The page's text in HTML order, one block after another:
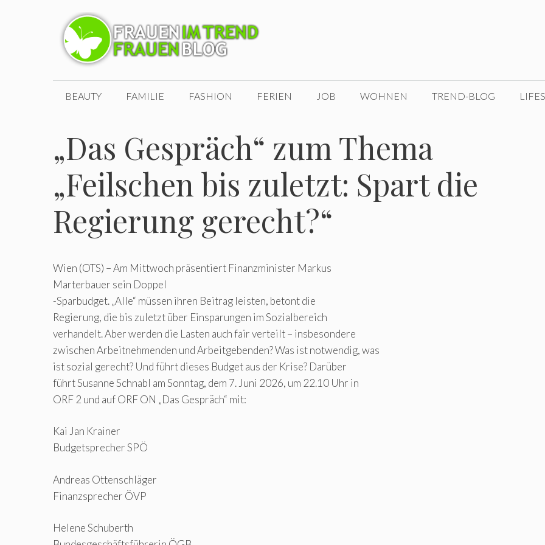
BEAUTY FAMILIE FASHION FERIEN JOB WOHNEN TREND-BLOG
„Das Gespräch“ zum Thema
„Feilschen bis zuletzt: Spart die
Regierung gerecht?“
Wien (OTS) – Am Mittwoch präsentiert Finanzminister Markus
Marterbauer sein Doppel
-Sparbudget. „Alle“ müssen ihren Beitrag leisten, betont die
Regierung, die bis zuletzt über Einsparungen im Sozialbereich
verhandelt. Aber werden die Lasten auch fair verteilt – insbesondere
zwischen Arbeitnehmenden und Arbeitgebenden? Was ist notwendig, was
ist sozial gerecht? Und führt dieses Budget aus der Krise? Darüber
führt Susanne Schnabl am Sonntag, dem 7. Juni 2026, um 22.10 Uhr in
ORF 2 und auf ORF ON „Das Gespräch“ mit:
Kai Jan Krainer
Budgetsprecher SPÖ
Andreas Ottenschläger
Finanzsprecher ÖVP
Helene Schuberth